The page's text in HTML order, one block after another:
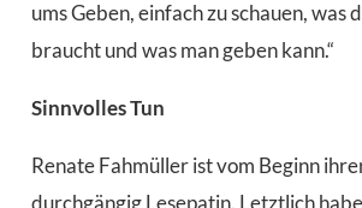
ums Geben, einfach zu schauen, was
braucht und was man geben kann.“
Sinnvolles Tun
Renate Fahmüller ist vom Beginn
durchgängig Lesepatin. Letztlich